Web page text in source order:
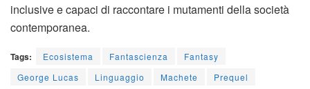
inclusive e capaci di raccontare i mutamenti della società
contemporanea.
Tags: Ecosistema Fantascienza
Fantasy
George Lucas
Linguaggio Machete
Prequel